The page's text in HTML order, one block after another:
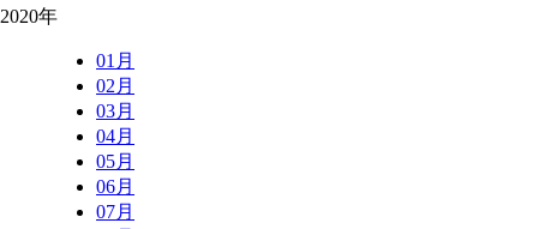
2020年
01月
02月
03月
04月
05月
06月
07月